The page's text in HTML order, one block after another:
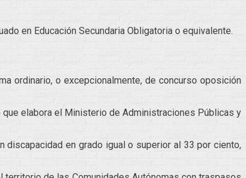
en Educación Secundaria Obligatoria o equivalente.
ordinario, o excepcionalmente, de concurso oposición
elabora el Ministerio de Administraciones Públicas y
en grado igual o superior al 33 por ciento,